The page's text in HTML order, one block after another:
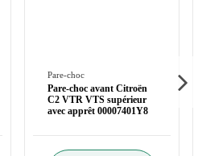
Pare-choc
Pare-choc avant Citroën
C2 VTR VTS supérieur
avec apprêt 00007401Y8